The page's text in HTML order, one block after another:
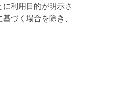
利用目的が明示さ
づく場合を除き、